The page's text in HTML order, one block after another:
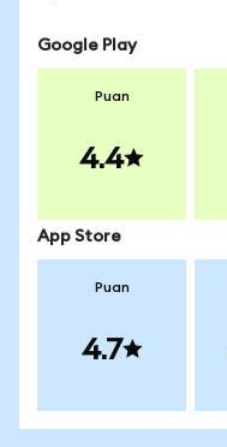
Google Play
Puan
4.4
App Store
Puan
4.7